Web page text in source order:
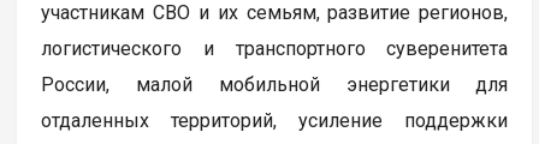
участникам СВО и их семьям, развитие регионов,
логистического и транспортного суверенитета
России, малой мобильной энергетики для
отдаленных территорий, усиление поддержки